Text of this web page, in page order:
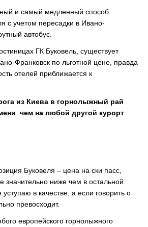
и самый медленный способ
с учетом пересадки в Ивано-
автобус.
ГК Буковель, существует
Франковск по льготной цене, правда
отелей приближается к
из Киева в горнолыжный рай
чем на любой другой курорт
Буковеля – цена на ски пасс,
значительно ниже чем в остальной
в качестве, а если говорить о
превосходит.
европейского горнолыжного